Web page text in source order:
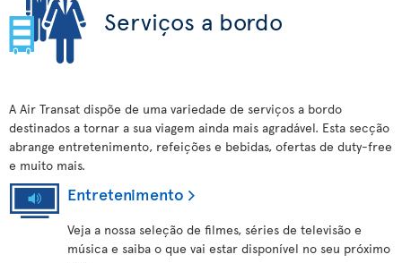
Serviços a bordo
A Air Transat dispõe de uma variedade de serviços a bordo
destinados a tornar a sua viagem ainda mais agradável. Esta secção
abrange entretenimento, refeições e bebidas, ofertas de duty-free
e muito mais.
Entretenimento
Veja a nossa seleção de filmes, séries de televisão e
música e saiba o que vai estar disponível no seu próximo